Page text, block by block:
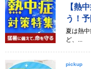
【熱
う！
夏は熱
ど、...
pickup